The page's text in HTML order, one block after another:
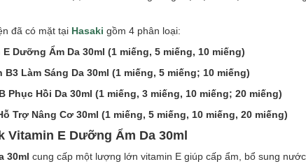
đã có mặt tại Hasaki gồm 4 phân loại:
Dưỡng Ẩm Da 30ml (1 miếng, 5 miếng, 10 miếng)
Làm Sáng Da 30ml (1 miếng, 5 miếng; 10 miếng)
Phục Hồi Da 30ml (1 miếng, 3 miếng, 10 miếng; 20 miếng)
Trợ Nâng Cơ 30ml (1 miếng, 5 miếng, 10 miếng, 20 miếng)
Vitamin E Dưỡng Ẩm Da 30ml
30ml cung cấp một lượng lớn vitamin E giúp cấp ẩm, bổ sung